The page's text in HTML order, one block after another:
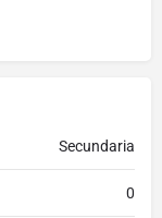
Secundaria
0